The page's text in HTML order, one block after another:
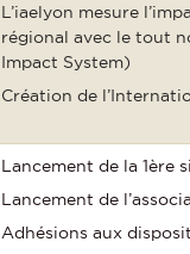
L’iaelyon mesure
régional avec le tout
Impact System)
Création de
Lancement de la 1ère
Lancement de
Adhésions aux